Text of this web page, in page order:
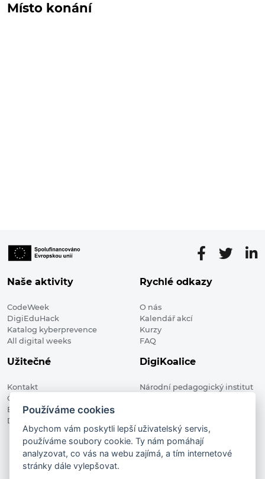
Místo konání
Naše aktivity
CodeWeek
DigiEduHack
Katalog kyberprevence
All digital weeks
Rychlé odkazy
O nás
Kalendář akcí
Kurzy
FAQ
Užitečné
Kontakt
Členské organizace
Blog
Digitalizace ve vzdělávání
DigiKoalice
Národní pedagogický institut
DigiKoalice 2021. All rights reserved
Vstup do administrace
Používáme cookies
Abychom vám poskytli lepší uživatelský servis,
používáme soubory cookie. Ty nám pomáhají
analyzovat, co vás na webu zajímá, a tím internetové
stránky dále vylepšovat.